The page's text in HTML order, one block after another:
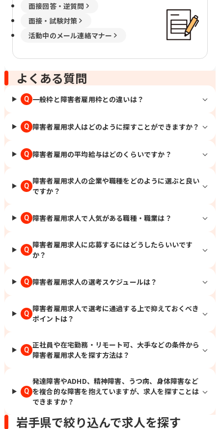
面接回答・逆質問
面接・試験対策
活動中のメール連絡マナー
よくある質問
Q 一般枠と障害者雇用枠との違いは？
Q 障害者雇用求人はどのように探すことができますか？
Q 障害者雇用の平均給与はどのくらいですか？
Q
障害者雇用求人の企業や職種をどのように選ぶと良い
ですか？
Q 障害者雇用求人で人気がある職種・職業は？
Q
障害者雇用求人に応募するにはどうしたらいいです
か？
Q 障害者雇用求人の選考スケジュールは？
Q
障害者雇用求人で選考に通過する上で抑えておくべき
ポイントは？
Q
正社員や在宅勤務・リモート可、大手などの条件から
障害者雇用求人を探す方法は？
Q
発達障害やADHD、精神障害、うつ病、身体障害など
を複合的な障害を抱えていますが、求人を探すことは
できますか？
岩手県で絞り込んで求人を探す